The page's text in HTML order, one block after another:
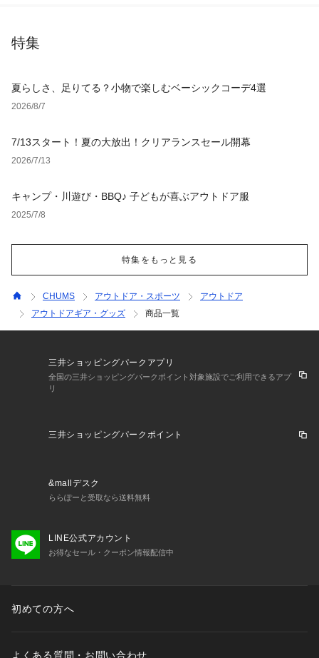
特集
夏らしさ、足りてる？小物で楽しむベーシックコーデ4選
2026/8/7
7/13スタート！夏の大放出！クリアランスセール開幕
2026/7/13
キャンプ・川遊び・BBQ♪ 子どもが喜ぶアウトドア服
2025/7/8
特集をもっと見る
CHUMS アウトドア・スポーツ
アウトドア
アウトドアギア・グッズ
商品一覧
三井ショッピングパークアプリ
全国の三井ショッピングパークポイント対象施設でご利用できるアプ
リ
三井ショッピングパークポイント
&mallデスク
ららぽーと受取なら送料無料
LINE公式アカウント
お得なセール・クーポン情報配信中
初めての方へ
よくある質問・お問い合わせ